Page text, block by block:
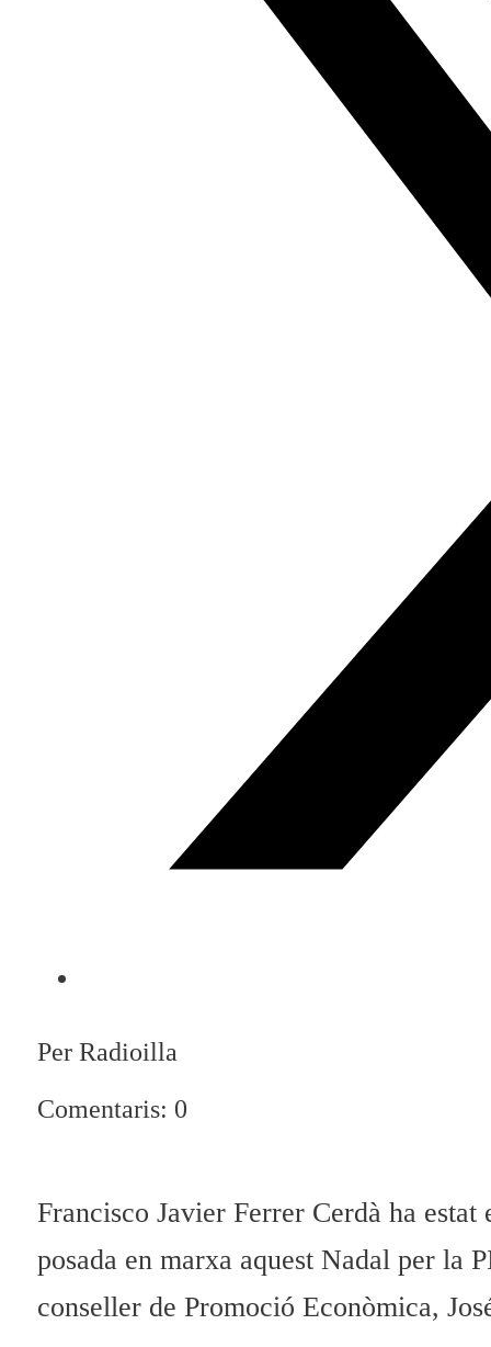
Per Radioilla
Comentaris: 0
Francisco Javier Ferrer Cerdà ha
posada en marxa aquest Nadal per la
conseller de Promoció Econòmica,